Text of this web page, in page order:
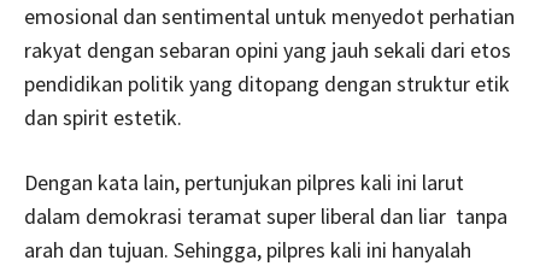
emosional dan sentimental untuk menyedot perhatian
rakyat dengan sebaran opini yang jauh sekali dari etos
pendidikan politik yang ditopang dengan struktur etik
dan spirit estetik.
Dengan kata lain, pertunjukan pilpres kali ini larut
dalam demokrasi teramat super liberal dan liar tanpa
arah dan tujuan. Sehingga, pilpres kali ini hanyalah